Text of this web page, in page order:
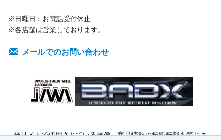
※日曜日：お電話受付休止
※各店舗は営業しております。
メールでのお問い合わせ
当サイトで使用されている画像、商品情報の無断転載を禁じま